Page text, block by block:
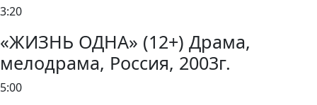
3:20
«ЖИЗНЬ ОДНА» (12+) Драма,
мелодрама, Россия, 2003г.
5:00